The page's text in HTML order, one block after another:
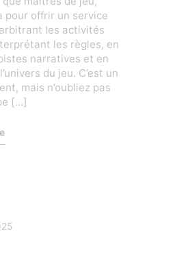
pour offrir un service
les activités
les règles, en
narratives et en
du jeu. C’est un
mais n’oubliez pas
[…]